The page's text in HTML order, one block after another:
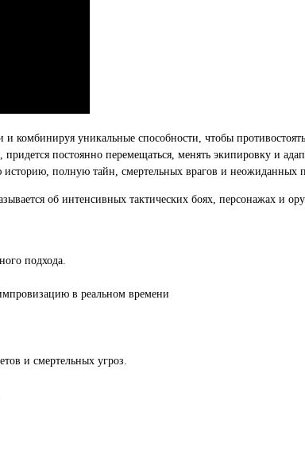
комбинируя уникальные способности, чтобы
постоянно перемещаться, менять экипировку и
полную тайн, смертельных врагов и неожиданных
об интенсивных тактических боях, персонажах и
подхода.
в реальном времени
и смертельных угроз.